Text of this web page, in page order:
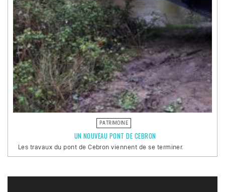
PATRIMOINE
UN NOUVEAU PONT DE CEBRON
Les travaux du pont de Cebron viennent de se terminer.